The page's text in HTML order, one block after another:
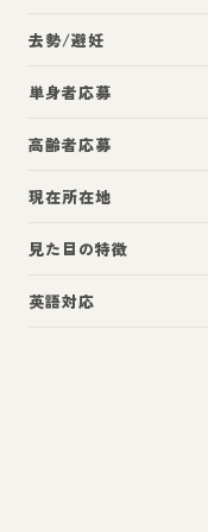
去勢/避妊
単身者応募
高齢者応募
現在所在地
見た目の特徴
英語対応